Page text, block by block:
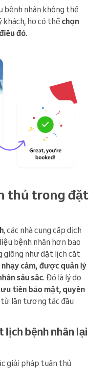
bệnh nhân không thể
họ có thể chọn
đó.
thủ trong đặt
, các nhà cung cấp dịch
bệnh nhân hơn bao
như đặt lịch cắt
cảm, được quản lý
sâu sắc. Đó là lý do
ưu tiên bảo mật, quyền
từ lần tương tác đầu
lịch bệnh nhân lại
giải pháp tuân thủ